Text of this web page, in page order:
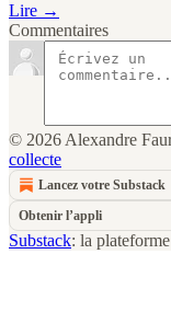
Lire →
Commentaires
© 2026 Alexandre
collecte
Lancez votre Substack
Obtenir l’appli
Substack: la